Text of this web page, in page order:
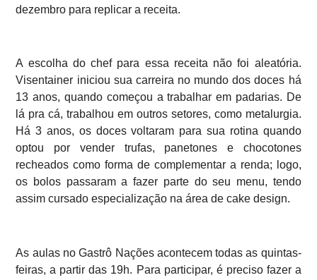
dezembro para replicar a receita.
A escolha do chef para essa receita não foi aleatória.
Visentainer iniciou sua carreira no mundo dos doces há
13 anos, quando começou a trabalhar em padarias. De
lá pra cá, trabalhou em outros setores, como metalurgia.
Há 3 anos, os doces voltaram para sua rotina quando
optou por vender trufas, panetones e chocotones
recheados como forma de complementar a renda; logo,
os bolos passaram a fazer parte do seu menu, tendo
assim cursado especialização na área de cake design.
As aulas no Gastrô Nações acontecem todas as quintas-
feiras, a partir das 19h. Para participar, é preciso fazer a